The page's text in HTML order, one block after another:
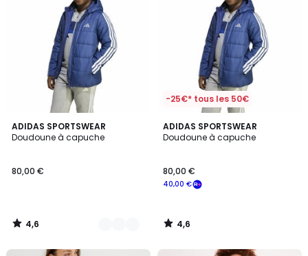
ADIDAS SPORTSWEAR
Doudoune à capuche
80,00 €
4,6
/ 5
2
Couleurs
4,6
/
-25€* tous les 50€
ADIDAS SPORTSWEAR
Doudoune à capuche
40,00 €
80,00 €
4,6
/ 5
4,6
/